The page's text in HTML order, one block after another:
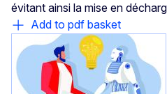
évitant ainsi la mise en
Add to pdf basket